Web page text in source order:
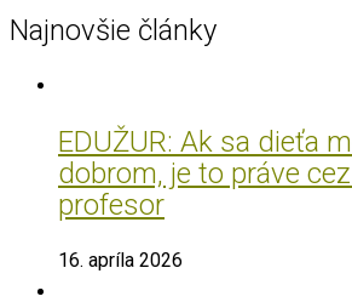
Najnovšie články
EDUŽUR: Ak sa dieťa
dobrom, je to práve
profesor
16. apríla 2026